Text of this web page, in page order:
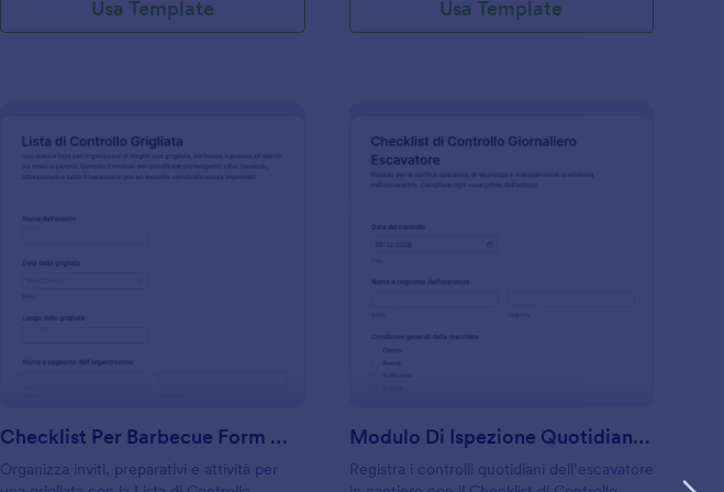
Usa Template Usa Template
: Checklist Per Barbecue Form 🍖🔥
Checklist Per Barbecue Form 🍖🔥
Organizza inviti, preparativi e attività per
Modulo Di Ispezione Quotidiana Per Escavatore
Registra i controlli quotidiani dell’escavatore